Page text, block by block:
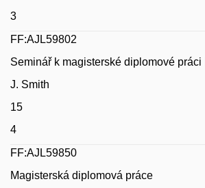
3
FF:AJL59802
Seminář k magisterské diplomové práci II
J. Smith
15
4
FF:AJL59850
Magisterská diplomová práce